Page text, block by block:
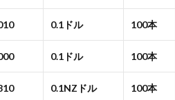
0.1ドル 100本
0.1ドル 100本
0.1NZドル 100本